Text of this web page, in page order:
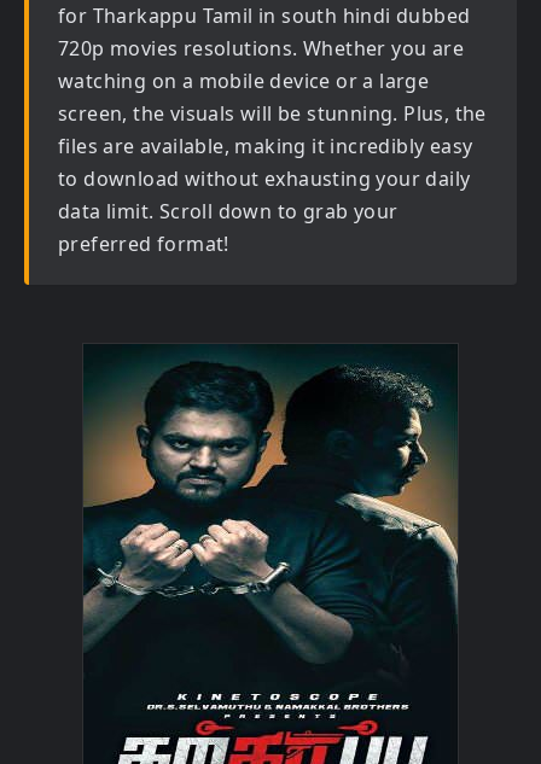
for Tharkappu Tamil in south hindi dubbed
720p movies resolutions. Whether you are
watching on a mobile device or a large
screen, the visuals will be stunning. Plus, the
files are available, making it incredibly easy
to download without exhausting your daily
data limit. Scroll down to grab your
preferred format!